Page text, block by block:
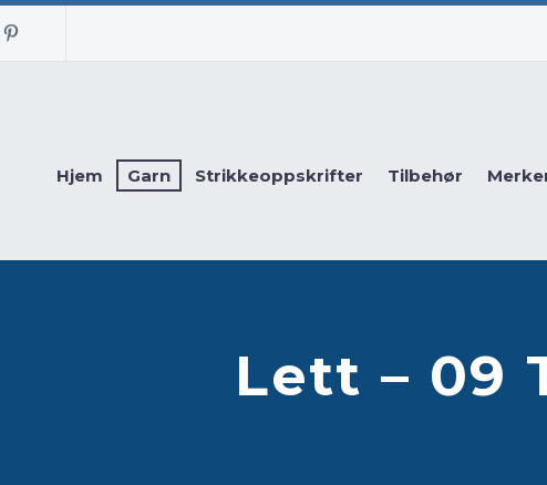
Hjem Garn Strikkeoppskrifter Tilbehør
Lett – 09